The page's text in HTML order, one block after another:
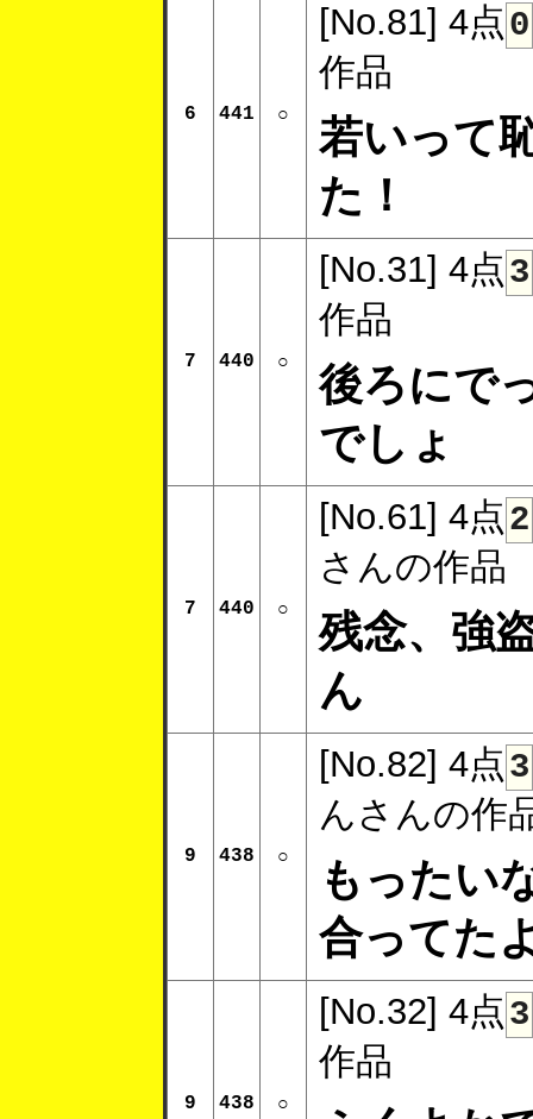
6 441 ○
[No.81] 4点 0
作品
若いって
た！
7 440 ○
[No.31] 4点 3
作品
後ろにで
でしょ
7 440 ○
[No.61] 4点 2
さんの作品
残念、強
ん
9 438 ○
[No.82] 4点 3
んさんの作
もったい
合ってた
9 438 ○
[No.32] 4点 3
作品